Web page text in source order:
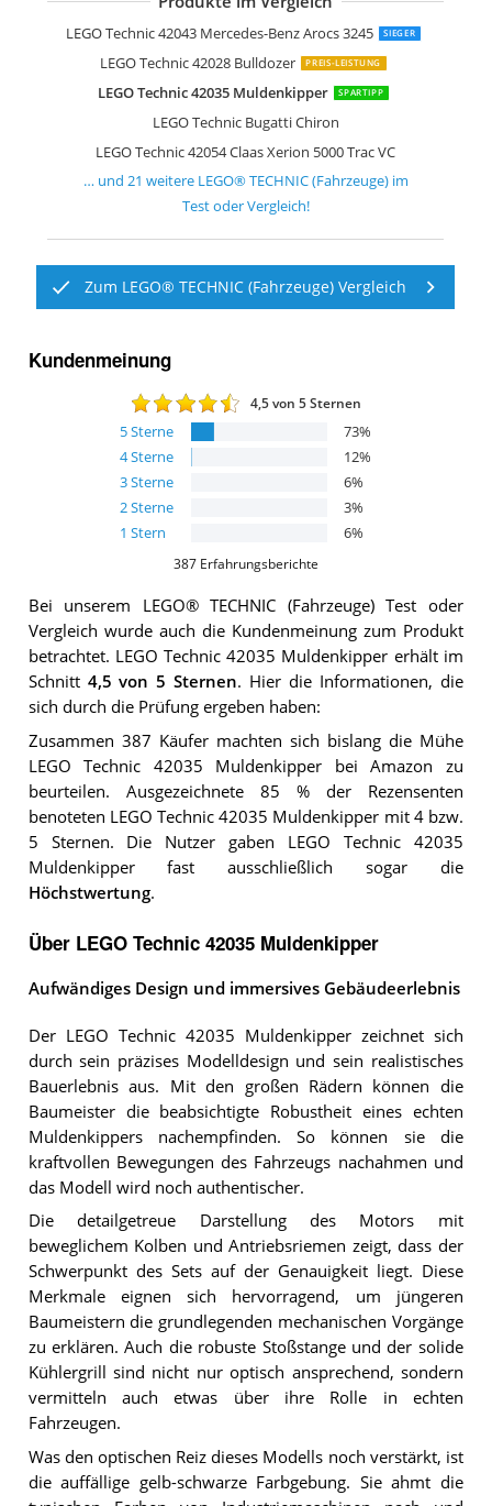
LEGO Technic 42043 Mercedes-Benz Arocs 3245 SIEGER
LEGO Technic 42028 Bulldozer PREIS-LEISTUNG
LEGO Technic 42035 Muldenkipper SPARTIPP
LEGO Technic Bugatti Chiron
LEGO Technic 42054 Claas Xerion 5000 Trac VC
LEGO Technic 42077 Rallyeauto
LEGO Technic 42078 Mack Anthem
LEGO 42100 Technic Liebherr Bagger
LEGO Technic 42069
LEGO Technic 42068 Flughafen
LEGO Technic 42062 Container
LEGO Technic 42070 Allrad
LEGO Technic 42047 Polizei-
LEGO Technic 42031
Lego Technic 42061 Teleskoplader
LEGO Technic Schwerlast-
LEGO Technic 42038 Arktis
LEGO Technic Volvo Konzept-
LEGO Technic 42082
LEGO Technic 9391 Raupenkran
LEGO Technic 42108 Kran-LKW
LEGO Technic 42097 Spinnenkran
LEGO Technic Harvester-
LEGO 42112 Technic Betonmischer-
… und 21 weitere LEGO® TECHNIC (Fahrzeuge)im
Test oder Vergleich!
Zum LEGO® TECHNIC (Fahrzeuge) Vergleich
Kundenmeinung
4,5von 5 Sternen
5Sterne 73%
4Sterne 12%
3Sterne 6%
2Sterne 3%
1 Stern 6%
387 Erfahrungsberichte
Bei unserem LEGO® TECHNIC (Fahrzeuge)Test oder
Vergleich wurde auch die Kundenmeinung zum Produkt
betrachtet. LEGO Technic 42035 Muldenkipper erhält im
Schnitt 4,5 von 5 Sternen. Hier die Informationen, die
sich durch die Prüfung ergeben haben:
Zusammen 387 Käufer machten sich bislang die Mühe
LEGO Technic 42035 Muldenkipper bei Amazon zu
beurteilen. Ausgezeichnete 85 % der Rezensenten
benoteten LEGO Technic 42035 Muldenkipper mit 4 bzw.
5 Sternen. Die Nutzer gaben LEGO Technic 42035
Muldenkipper fast ausschließlich sogar die
Höchstwertung.
Über LEGO Technic 42035 Muldenkipper
Aufwändiges Design und immersives Gebäudeerlebnis
Der LEGO Technic 42035 Muldenkipper zeichnet sich
durch sein präzises Modelldesign und sein realistisches
Bauerlebnis aus. Mit den großen Rädern können die
Baumeister die beabsichtigte Robustheit eines echten
Muldenkippers nachempfinden. So können sie die
kraftvollen Bewegungen des Fahrzeugs nachahmen und
das Modell wird noch authentischer.
Die detailgetreue Darstellung des Motors mit
beweglichem Kolben und Antriebsriemen zeigt, dass der
Schwerpunkt des Sets auf der Genauigkeit liegt. Diese
Merkmale eignen sich hervorragend, um jüngeren
Baumeistern die grundlegenden mechanischen Vorgänge
zu erklären. Auch die robuste Stoßstange und der solide
Kühlergrill sind nicht nur optisch ansprechend, sondern
vermitteln auch etwas über ihre Rolle in echten
Fahrzeugen.
Was den optischen Reiz dieses Modells noch verstärkt, ist
die auffällige gelb-schwarze Farbgebung. Sie ahmt die